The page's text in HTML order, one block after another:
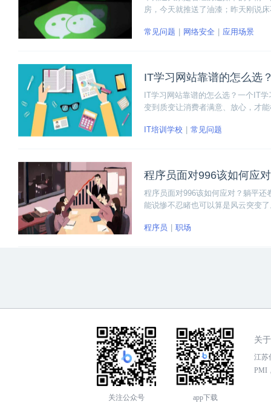
房，今天就推送了油漆；昨天刚说
分析一下。
常见问题 网络安全 应用场景
IT学习网站靠谱的怎么选
IT学习网站靠谱的怎么选？一个IT
变到质变让消费者满意、放心，才
IT培训学校 常见问题
程序员面对996该如何应
程序员面对996该如何应对？躺平
能说惨不忍睹也可以算是风云突变
程序员
职场
关注公众号 app下载
关
江苏
PMI